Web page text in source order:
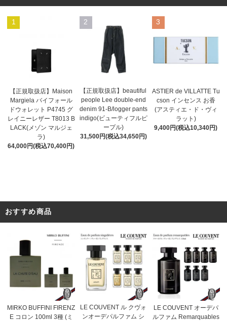
1
【正規取扱店】Maison
Margiela バイフォール
ドウォレット P4745 グ
レイニーレザー T8013 B
LACK(メゾン マルジェ
ラ)
64,000円(税込70,400円)
2
【正規取扱店】beautiful
people Lee double-end
denim 91-B/logger pants
indigo(ビューティフルピ
ープル)
31,500円(税込34,650円)
3
ASTIER de VILLATTE Tu
cson インセンス お香
(アスティエ・ド・ヴィ
ラット)
9,400円(税込10,340円)
おすすめ商品
MIRKO BUFFINI FIRENZ
E コロン 100ml 3種 (ミ
LE COUVENT ル クヴォ
ンオーデパルファム シ
LE COUVENT オーデパ
ルファム Remarquables